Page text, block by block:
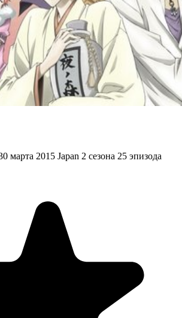
марта 2015 Japan 2 сезона 25 эпизода